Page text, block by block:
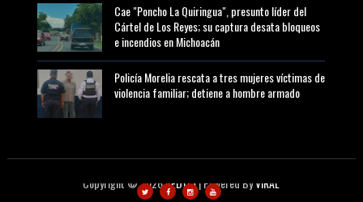
Cae "Poncho La Quiringua", presunto líder del
Cártel de Los Reyes; su captura desata bloqueos
e incendios en Michoacán
Policía Morelia rescata a tres mujeres víctimas de
violencia familiar; detiene a hombre armado
Copyright ©2026RED113| Powered ByVIRAL